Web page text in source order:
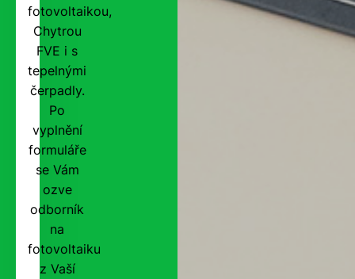
fotovoltaikou,
Chytrou
FVE i s
tepelnými
čerpadly.
Po
vyplnění
formuláře
se Vám
ozve
odborník
na
fotovoltaiku
z Vaší